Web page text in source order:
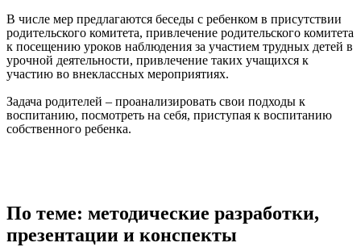
В числе мер предлагаются беседы с ребенком в присутствии
родительского комитета, привлечение родительского комитета
к посещению уроков наблюдения за участием трудных детей в
урочной деятельности, привлечение таких учащихся к
участию во внеклассных мероприятиях.
Задача родителей – проанализировать свои подходы к
воспитанию, посмотреть на себя, приступая к воспитанию
собственного ребенка.
По теме: методические разработки,
презентации и конспекты